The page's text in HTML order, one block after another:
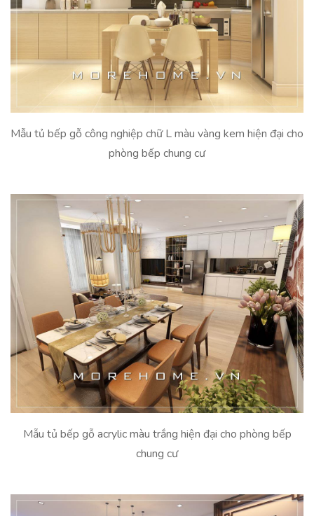
Mẫu tủ bếp gỗ công nghiệp chữ L màu vàng kem hiện đại cho
phòng bếp chung cư
Mẫu tủ bếp gỗ acrylic màu trắng hiện đại cho phòng bếp
chung cư